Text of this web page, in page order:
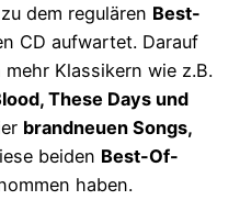
dem regulären Best-
CD aufwartet. Darauf
Klassikern wie z.B.
These Days und
brandneuen Songs,
beiden Best-Of-
haben.